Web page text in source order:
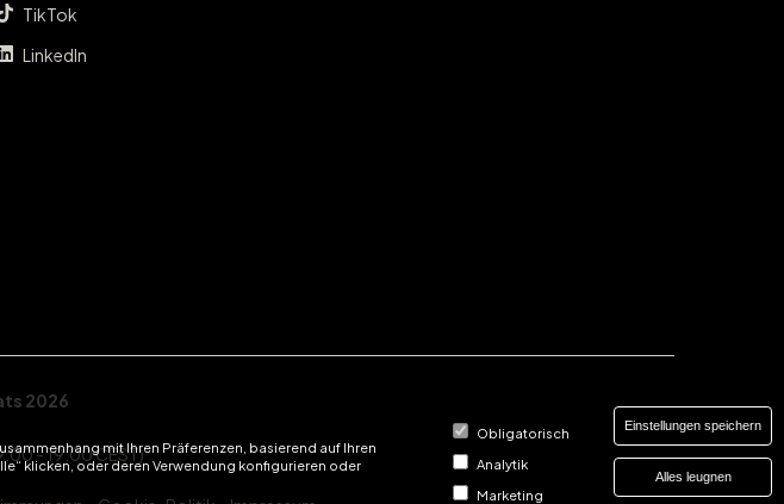
mit Ihren Präferenzen, basierend auf Ihren
klicken, oder deren Verwendung konfigurieren oder
Obligatorisch
Analytik
Marketing
Einstellungen speichern
Alles leugnen
TikTok
LinkedIn
2026
- 19:00 CEST)